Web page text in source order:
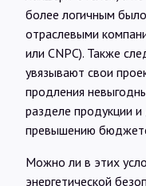
более логичным
отраслевыми
или CNPC). Также
увязывают свои
продления
разделе продукции
превышению
Можно ли в этих
энергетической